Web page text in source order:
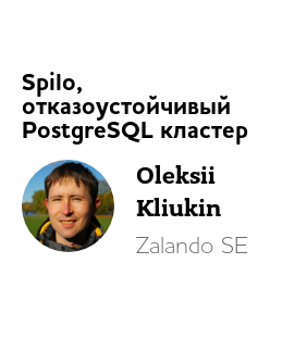
Spilo,
отказоустойчивый
PostgreSQL кластер
Oleksii
Kliukin
Zalando SE